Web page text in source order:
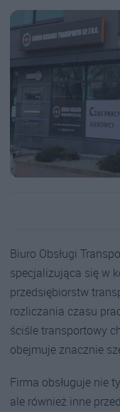
Biuro Obsługi
specjalizująca się w
przedsiębiorstw
rozliczania czasu
ściśle transportowy
obejmuje znacznie
Firma obsługuje nie
ale również inne